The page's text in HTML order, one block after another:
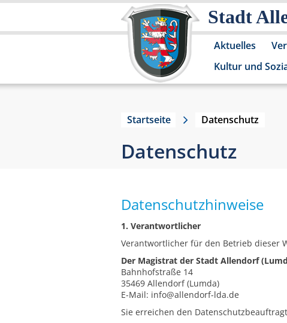
Stadt
Aktuelles
Kultur und
Startseite Datenschutz
Datenschutz
Datenschutzhinweise
1. Verantwortlicher
Verantwortlicher für den Betrieb dieser
Der Magistrat der Stadt Allendorf
Bahnhofstraße 14
35469 Allendorf (Lumda)
E-Mail: info@allendorf-lda.de
Sie erreichen den